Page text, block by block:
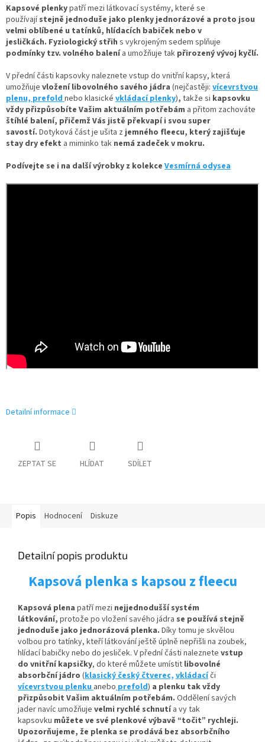
Kapsové plenkypatří mezi látkovací systémy, které se
používajístejně jednoduše jako plenky jednorázové a proto jsou
velmi oblíbené u tatínků, hlídacích babiček nebo v
jesličkách. Fyziologický střih s vykrojeným sedem splňuje
podmínky tzv. volného balenía umožňuje tak přirozený vývoj kyčlí.
Vpřední části kapsovky naleznete vstup do vnitřní kapsy, která
umožňuje vloženílibovolného savého jádra (nejčastěji: vícevrstvou
plenu,prefoldnebo klasické vkládací plenky), takže si kapsovku
vždy přizpůsobíte Vašim aktuálním potřebám a přitom zachováte
štíhlé balení, přičemž Vás jistě překvapí i svou super
savostí. Dotyková část je ušita zjemného fleecu, který zajišťuje
stay dry efekt a miminko tak nemá zadeček v mokru.
Podívejte se i na další výrobky z kolekce Vesmírná odysea
Detailní informace
ZEPTAT SE HLÍDAT SDÍLET
Popis Hodnocení Diskuze
Detailní popis produktu
Kapsová plenka s kapsou z fleecu
Kapsová plena patří mezi nejjednodušší systém
látkování, protože po vložení savého jádra se používá stejně
jednoduše jako jednorázová plenka. Díky tomu je skvělou
volbou pro tatínky, kteří látkování ještě úplně nepřišli na zoubek,
hlídací babičky nebo do jesliček. V přední části naleznete vstup
do vnitřní kapsičky, do které můžete umístit libovolné
absorbčníjádro (klasický český čtverec, vkládacíči
vícevrstvou plenkuaneboprefold) a plenku tak vždy
přizpůsobit Vašim aktuálním potřebám. Oddělení savých
jader navíc umožňuje velmi rychlé schnutía vy tak
kapsovku můžete ve své plenkové výbavě “točit” rychleji.
Upozorňujeme, že plenka se prodává bez absorbčního